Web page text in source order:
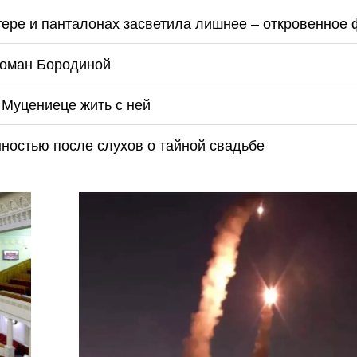
и панталонах засветила лишнее – откровенное
Бородиной
жить с ней
после слухов о тайной свадьбе